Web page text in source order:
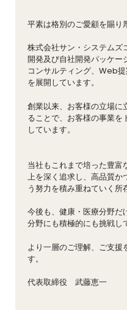
平素は格別のご愛顧を賜り
株式会社サン・システムズ
開発及び自社開発パッケー
コンサルティング、Web
を展開しています。
創業以来、お客様の立場に
ることで、お客様の事業
しています。
当社もこれまで培った豊富
上を深く追求し、高品質か
う努力を積み重ねていく所
今後も、健康・医療分野だ
分野にも積極的にも挑戦し
より一層のご理解、ご支援
す。
代表取締役 武藤恵一